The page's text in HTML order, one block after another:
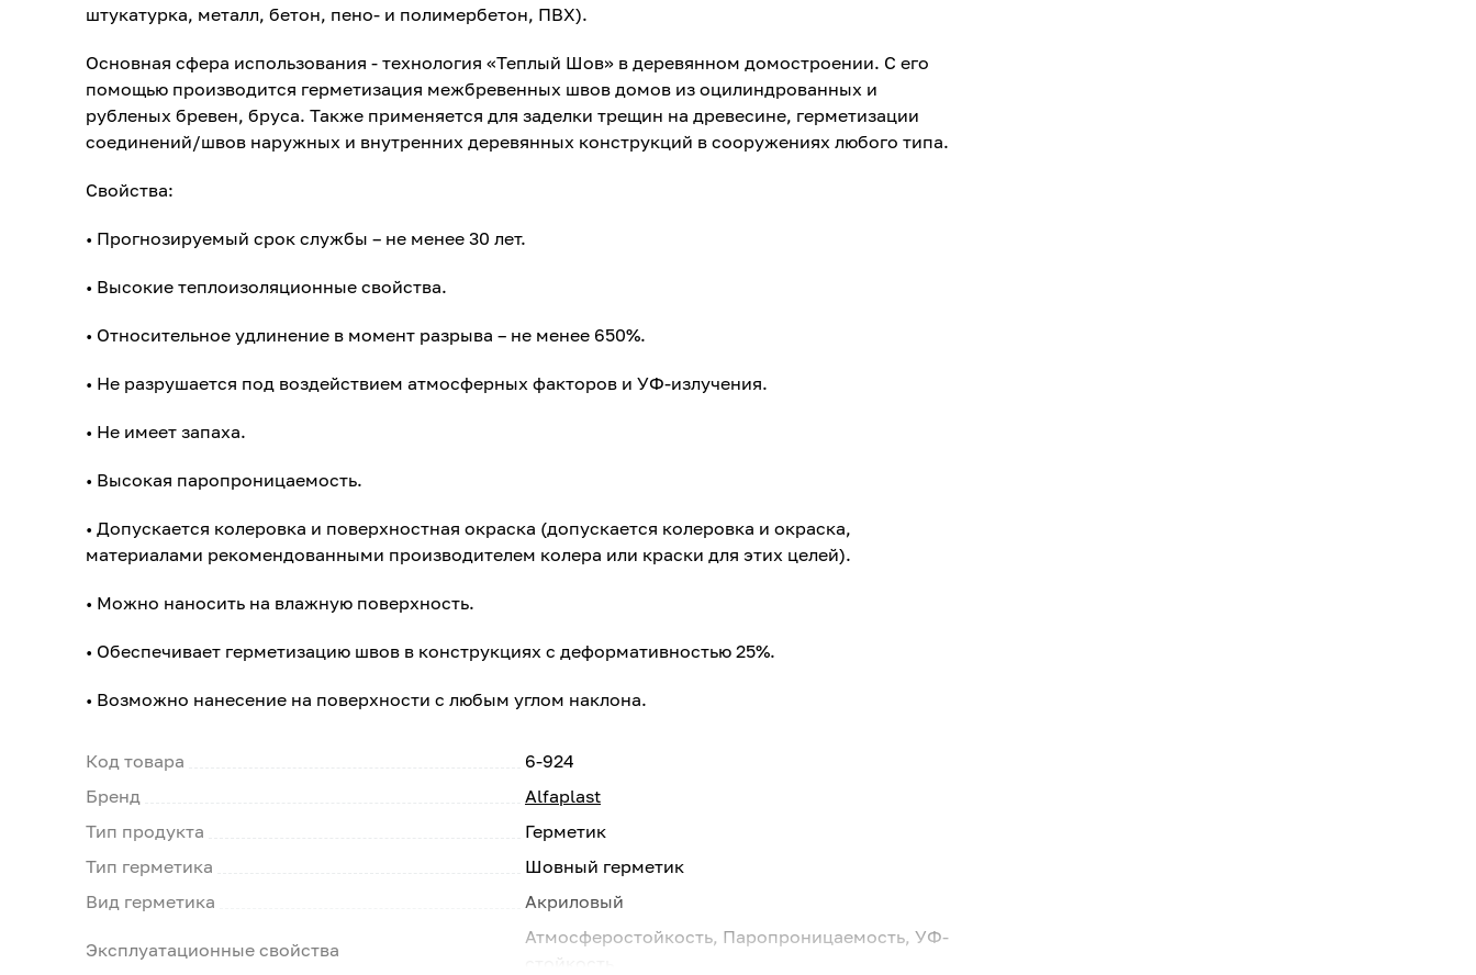
штукатурка, металл, бетон, пено- и полимербетон, ПВХ).
Основная сфера использования - технология «Теплый Шов» в деревянном домостроении. С его
помощью производится герметизация межбревенных швов домов из оцилиндрованных и
рубленых бревен, бруса. Также применяется для заделки трещин на древесине, герметизации
соединений/швов наружных и внутренних деревянных конструкций в сооружениях любого типа.
Свойства:
• Прогнозируемый срок службы – не менее 30 лет.
• Высокие теплоизоляционные свойства.
• Относительное удлинение в момент разрыва – не менее 650%.
• Не разрушается под воздействием атмосферных факторов и УФ-излучения.
• Не имеет запаха.
• Высокая паропроницаемость.
• Допускается колеровка и поверхностная окраска (допускается колеровка и окраска,
материалами рекомендованными производителем колера или краски для этих целей).
• Можно наносить на влажную поверхность.
• Обеспечивает герметизацию швов в конструкциях с деформативностью 25%.
• Возможно нанесение на поверхности с любым углом наклона.
Код товара
6-924
Бренд
Alfaplast
Тип продукта
Герметик
Тип герметика
Шовный герметик
Вид герметика
Акриловый
Эксплуатационные свойства
Атмосферостойкость, Паропроницаемость, УФ-
стойкость